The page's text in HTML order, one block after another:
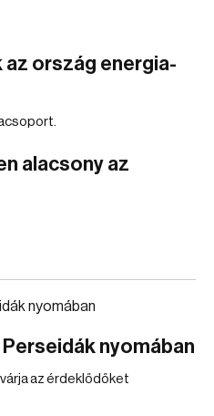
az ország energia-
alacsony az
nyomában
az érdeklődőket